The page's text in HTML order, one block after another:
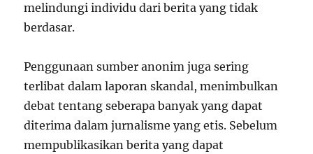
melindungi individu dari berita yang tidak
berdasar.
Penggunaan sumber anonim juga sering
terlibat dalam laporan skandal, menimbulkan
debat tentang seberapa banyak yang dapat
diterima dalam jurnalisme yang etis. Sebelum
mempublikasikan berita yang dapat